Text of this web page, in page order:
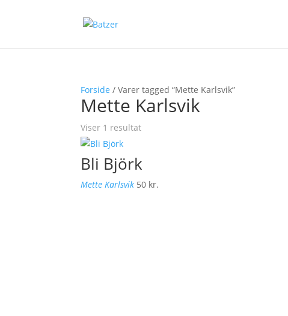
Forside / Varer tagged “Mette Karlsvik”
Mette Karlsvik
Viser 1 resultat
Bli Björk
Mette Karlsvik 50 kr.